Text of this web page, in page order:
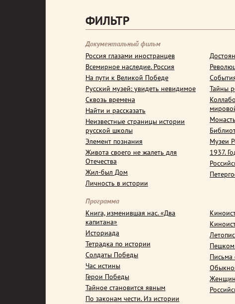
ФИЛЬТР
Документальный фильм
Россия глазами иностранцев
Всемирное наследие. Россия
На пути к Великой Победе
Русский музей: увидеть невидимое
Сквозь времена
Найти и рассказать
Неизвестные страницы истории
русской школы
Элемент познания
Живота своего не жалеть для
Отечества
Жил-был Дом
Личность в истории
Тайны
Музеи
1937.
Программа
Книга, изменившая нас. «Два
капитана»
Историада
Тетрадка по истории
Солдаты Победы
Час истины
Герои Победы
Тайное становится явным
По законам чести. Из истории
Письма